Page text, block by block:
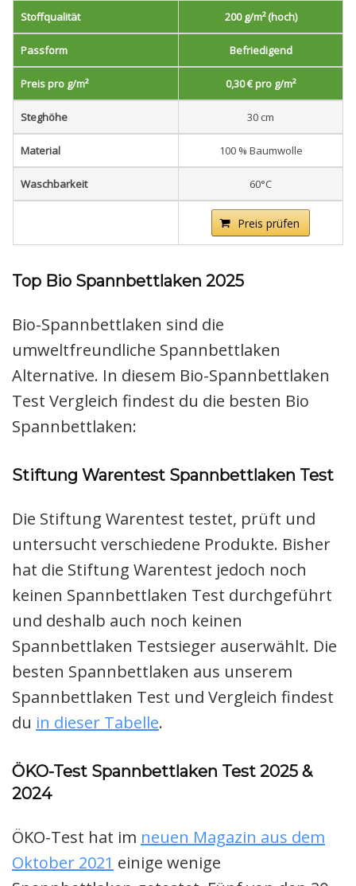
Stoffqualität 200 g/m² (hoch)
Passform Befriedigend
Preis pro g/m² 0,30 € pro g/m²
Steghöhe 30 cm
Material 100 % Baumwolle
Waschbarkeit 60°C
Preis prüfen
Top Bio Spannbettlaken 2025
Bio-Spannbettlaken sind die
umweltfreundliche Spannbettlaken
Alternative. In diesem Bio-Spannbettlaken
Test Vergleich findest du die besten Bio
Spannbettlaken:
Stiftung Warentest Spannbettlaken Test
Die Stiftung Warentest testet, prüft und
untersucht verschiedene Produkte. Bisher
hat die Stiftung Warentest jedoch noch
keinen Spannbettlaken Test durchgeführt
und deshalb auch noch keinen
Spannbettlaken Testsieger auserwählt. Die
besten Spannbettlaken aus unserem
Spannbettlaken Test und Vergleich findest
du in dieser Tabelle.
ÖKO-Test Spannbettlaken Test 2025 &
2024
ÖKO-Test hat im neuen Magazin aus dem
Oktober 2021 einige wenige